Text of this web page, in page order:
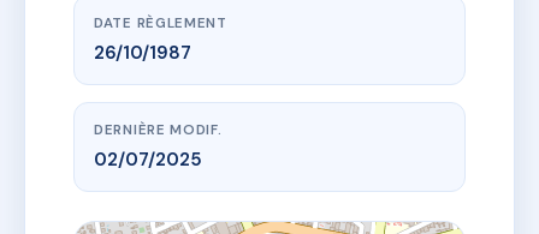
DATE RÈGLEMENT
26/10/1987
DERNIÈRE MODIF.
02/07/2025